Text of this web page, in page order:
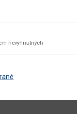
materiál
nevyhnutných